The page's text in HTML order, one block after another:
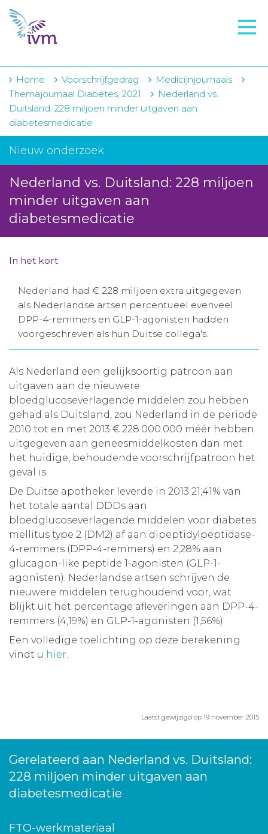
VMI
FTO voorbereiding
IVM-academie
Zorginstellingen
Voorschrijfgedrag
Projecten
Over IVM
Actueel
Winkelwagentje
Aanmelden nieuwsbrief
Inloggen
Home Voorschrijfgedrag
Medicijnjournaals
Themajournaal Diabetes, 2021
Nederland vs.
Duitsland: 228 miljoen minder uitgaven aan
diabetesmedicatie
Nieuw onderzoek
Nederland vs. Duitsland: 228 miljoen
minder uitgaven aan
diabetesmedicatie
In het kort
Nederland had € 228 miljoen extra uitgegeven
als Nederlandse artsen percentueel evenveel
DPP-4-remmers en GLP-1-agonisten hadden
voorgeschreven als hun Duitse collega's.
Als Nederland een gelijksoortig patroon aan
uitgaven aan de nieuwere
bloedglucoseverlagende middelen zou hebben
gehad als Duitsland, zou Nederland in de periode
2010 tot en met 2013 € 228.000.000 méér hebben
uitgegeven aan geneesmiddelkosten dan met
het huidige, behoudende voorschrijfpatroon het
geval is.
De Duitse apotheker leverde in 2013 21,41% van
het totale aantal DDDs aan
bloedglucoseverlagende middelen voor diabetes
mellitus type 2 (DM2) af aan dipeptidylpeptidase-
4-remmers (DPP-4-remmers) en 2,28% aan
glucagon-like peptide 1-agonisten (GLP-1-
agonisten). Nederlandse artsen schrijven de
nieuwere middelen terughoudend voor, wat
blijkt uit het percentage afleveringen aan DPP-4-
remmers (4,19%) en GLP-1-agonisten (1,56%).
Een volledige toelichting op deze berekening
vindt u hier.
Laatst gewijzigd op 19 november 2015
Gerelateerd aan Nederland vs. Duitsland:
228 miljoen minder uitgaven aan
diabetesmedicatie
FTO-werkmateriaal